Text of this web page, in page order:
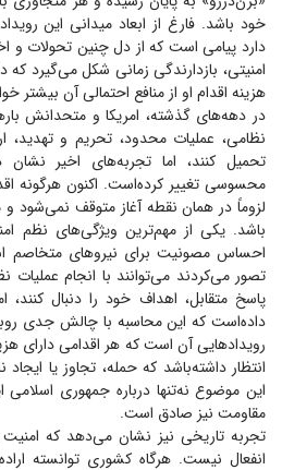
خود باشد. فارغ از ابعاد میدانی این
دارد پیامی است که از دل چنین تحولات و
امنیتی، بازدارندگی زمانی شکل می‌گیرد
هزینه اقدام او از منافع احتمالی آن بیشتر
در دهه‌های گذشته، امریکا و متحدانش
نظامی، عملیات محدود، تحریم و تهدید،
تحمیل کنند، اما تجربه‌های اخیر
محسوسی تغییر کرده‌است. اکنون هرگونه
لزوماً در همان نقطه آغاز متوقف نمی‌شود و
باشد. یکی از مهم‌ترین ویژگی‌های نظم
احساس مصونیت برای نیرو‌های متخاصم
تصور می‌کردند می‌توانند با انجام عملیات
پاسخ متقابل، اهداف خود را دنبال
داده‌است که این محاسبه با چالش جدی
رویداد‌هایی آن است که هر اقدامی دارای
انتظار داشته‌باشد که حمله، تجاوز یا
این موضوع نه‌تنها درباره جمهوری اسلامی
مقاومت نیز صادق است.
تجربه تاریخی نیز نشان می‌دهد که
انفعال نیست. هرگاه کشوری توانسته